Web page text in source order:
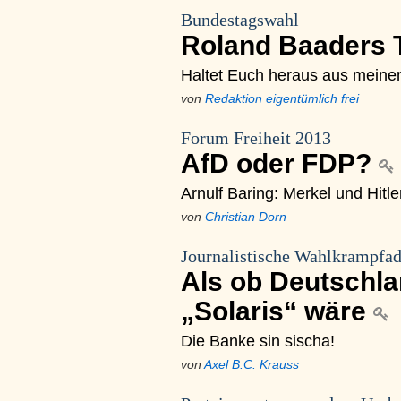
Bundestagswahl
Roland Baaders
Haltet Euch heraus aus
von Redaktion eigentümlich frei
Forum Freiheit 2013
AfD oder FDP?
Arnulf Baring: Merkel und
von Christian Dorn
Journalistische
Als ob
„Solaris“ wäre
Die Banke sin sischa!
von Axel B.C. Krauss